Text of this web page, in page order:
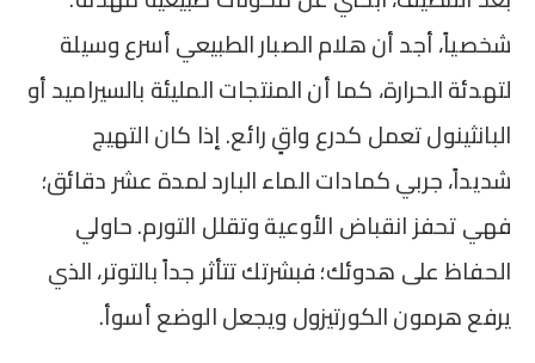
شخصياً، أجد أن هلام الصبار الطبيعي أسرع وسيلة
لتهدئة الحرارة، كما أن المنتجات المليئة بالسيراميد أو
البانثينول تعمل كدرع واقٍ رائع. إذا كان التهيج
شديداً، جربي كمادات الماء البارد لمدة عشر دقائق؛
فهي تحفز انقباض الأوعية وتقلل التورم. حاولي
الحفاظ على هدوئك؛ فبشرتك تتأثر جداً بالتوتر، الذي
يرفع هرمون الكورتيزول ويجعل الوضع أسوأ.